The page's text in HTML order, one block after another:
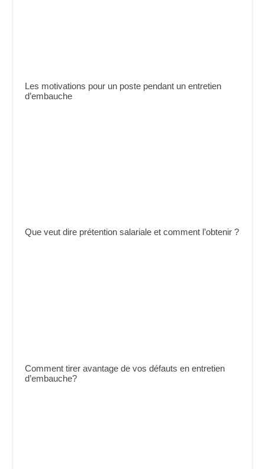
Les motivations pour un poste pendant un entretien
d’embauche
Que veut dire prétention salariale et comment l’obtenir ?
Comment tirer avantage de vos défauts en entretien
d’embauche?